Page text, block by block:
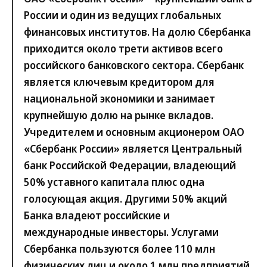
России и один из ведущих глобальных
финансовых институтов. На долю Сбербанка
приходится около трети активов всего
российского банковского сектора. Сбербанк
является ключевым кредитором для
национальной экономики и занимает
крупнейшую долю на рынке вкладов.
Учредителем и основным акционером ОАО
«Сбербанк России» является Центральный
банк Российской Федерации, владеющий
50% уставного капитала плюс одна
голосующая акция. Другими 50% акций
Банка владеют российские и
международные инвесторы. Услугами
Сбербанка пользуются более 110 млн